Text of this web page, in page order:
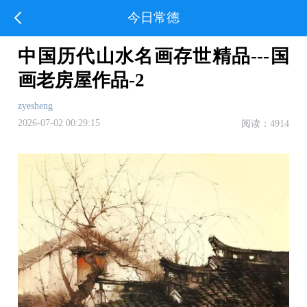
今日常德
中国历代山水名画存世精品---国
画老房屋作品-2
zyesheng
2026-07-02 00:29:15
阅读：4914